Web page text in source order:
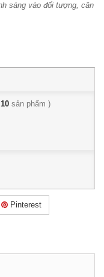
sáng vào đối tượng, cân
10 sản phẩm )
Pinterest